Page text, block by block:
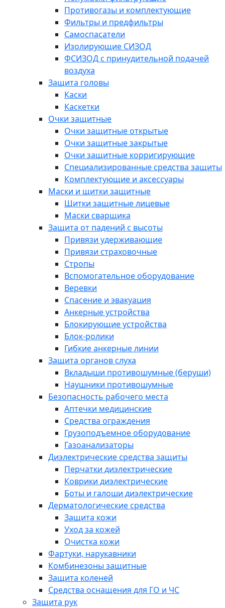
Противогазы и комплектующие
Фильтры и предфильтры
Самоспасатели
Изолирующие СИЗОД
ФСИЗОД с принудительной подачей
воздуха
Защита головы
Каски
Каскетки
Очки защитные
Очки защитные открытые
Очки защитные закрытые
Очки защитные корригирующие
Специализированные средства защиты
Комплектующие и аксессуары
Маски и щитки защитные
Щитки защитные лицевые
Маски сварщика
Защита от падений с высоты
Привязи удерживающие
Привязи страховочные
Стропы
Вспомогательное оборудование
Веревки
Спасение и эвакуация
Анкерные устройства
Блокирующие устройства
Блок-ролики
Гибкие анкерные линии
Защита органов слуха
Вкладыши противошумные (беруши)
Наушники противошумные
Безопасность рабочего места
Аптечки медицинские
Средства ограждения
Грузоподъемное оборудование
Газоанализаторы
Диэлектрические средства защиты
Перчатки диэлектрические
Коврики диэлектрические
Боты и галоши диэлектрические
Дерматологические средства
Защита кожи
Уход за кожей
Очистка кожи
Фартуки, нарукавники
Комбинезоны защитные
Защита коленей
Средства оснащения для ГО и ЧС
Защита рук